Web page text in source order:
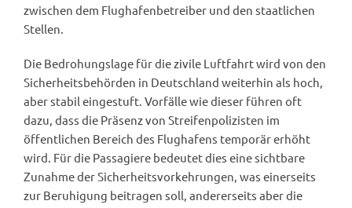
zwischen dem Flughafenbetreiber und den staatlichen
Stellen.
Die Bedrohungslage für die zivile Luftfahrt wird von den
Sicherheitsbehörden in Deutschland weiterhin als hoch,
aber stabil eingestuft. Vorfälle wie dieser führen oft
dazu, dass die Präsenz von Streifenpolizisten im
öffentlichen Bereich des Flughafens temporär erhöht
wird. Für die Passagiere bedeutet dies eine sichtbare
Zunahme der Sicherheitsvorkehrungen, was einerseits
zur Beruhigung beitragen soll, andererseits aber die